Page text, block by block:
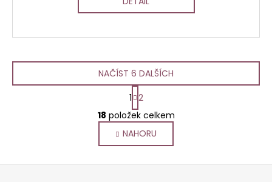
O
v
l
á
d
NAČÍST 6 DALŠÍCH
S
t
r
á
n
k
1 2
18 položek celkem
NAHORU
Z